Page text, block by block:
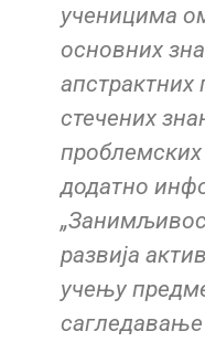
ученицима
основних
апстрактних
стечених
проблемских
додатно
развија
учењу
сагледавање